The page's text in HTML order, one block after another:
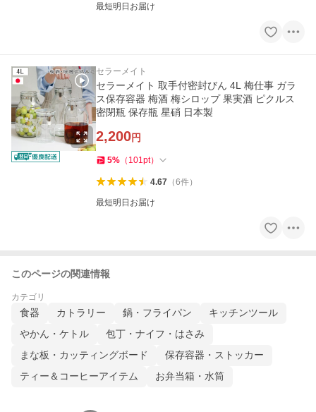
最短明日お届け
セラーメイト
セラーメイト 取手付密封びん 4L 梅仕事 ガラ
ス保存容器 梅酒 梅シロップ 果実酒 ピクルス
密閉瓶 保存瓶 星硝 日本製
2,200円
5% （ 101 pt）
4.67（6件）
最短明日お届け
このページの関連情報
カテゴリ
食器 カトラリー 鍋・フライパン
キッチンツール
やかん・ケトル
包丁・ナイフ・はさみ
まな板・カッティングボード
保存容器・ストッカー
ティー＆コーヒーアイテム
お弁当箱・水筒